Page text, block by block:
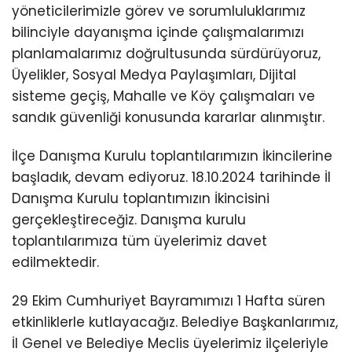
yöneticilerimizle görev ve sorumluluklarımız
bilinciyle dayanışma içinde çalışmalarımızı
planlamalarımız doğrultusunda sürdürüyoruz,
Üyelikler, Sosyal Medya Paylaşımları, Dijital
sisteme geçiş, Mahalle ve Köy çalışmaları ve
sandık güvenliği konusunda kararlar alınmıştır.
İlçe Danışma Kurulu toplantılarımızın İkincilerine
başladık, devam ediyoruz. 18.10.2024 tarihinde İl
Danışma Kurulu toplantımızın İkincisini
gerçekleştireceğiz. Danışma kurulu
toplantılarımıza tüm üyelerimiz davet
edilmektedir.
29 Ekim Cumhuriyet Bayramımızı 1 Hafta süren
etkinliklerle kutlayacağız. Belediye Başkanlarımız,
İl Genel ve Belediye Meclis üyelerimiz ilçeleriyle